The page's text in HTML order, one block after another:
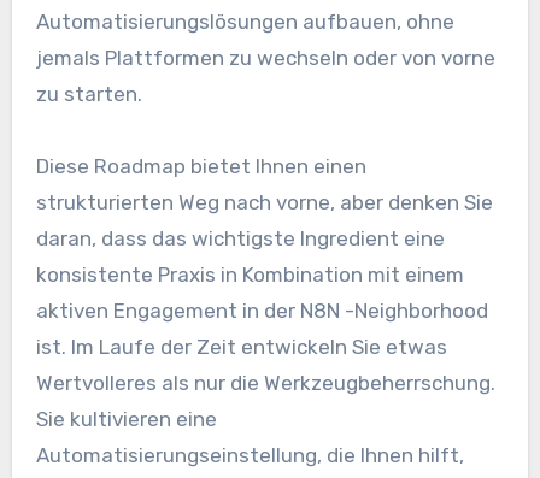
Automatisierungslösungen aufbauen, ohne
jemals Plattformen zu wechseln oder von vorne
zu starten.
Diese Roadmap bietet Ihnen einen
strukturierten Weg nach vorne, aber denken Sie
daran, dass das wichtigste Ingredient eine
konsistente Praxis in Kombination mit einem
aktiven Engagement in der N8N -Neighborhood
ist. Im Laufe der Zeit entwickeln Sie etwas
Wertvolleres als nur die Werkzeugbeherrschung.
Sie kultivieren eine
Automatisierungseinstellung, die Ihnen hilft,